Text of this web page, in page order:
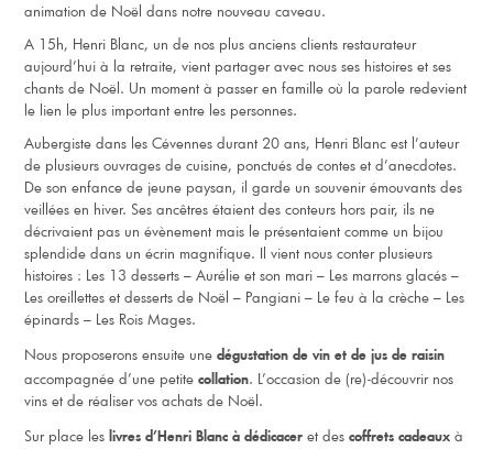
animation de Noël dans notre nouveau caveau.
A 15h, Henri Blanc, un de nos plus anciens clients restaurateur
aujourd’hui à la retraite, vient partager avec nous ses histoires et ses
chants de Noël. Un moment à passer en famille où la parole redevient
le lien le plus important entre les personnes.
Aubergiste dans les Cévennes durant 20 ans, Henri Blanc est l’auteur
de plusieurs ouvrages de cuisine, ponctués de contes et d’anecdotes.
De son enfance de jeune paysan, il garde un souvenir émouvants des
veillées en hiver. Ses ancêtres étaient des conteurs hors pair, ils ne
décrivaient pas un évènement mais le présentaient comme un bijou
splendide dans un écrin magnifique. Il vient nous conter plusieurs
histoires : Les 13 desserts – Aurélie et son mari – Les marrons glacés –
Les oreillettes et desserts de Noël – Pangiani – Le feu à la crèche – Les
épinards – Les Rois Mages.
Nous proposerons ensuite unedégustation de vin et de jus de raisin
accompagnée d’une petitecollation . L’occasion de (re)-découvrir nos
vins et de réaliser vos achats de Noël.
Sur place les livres d’Henri Blanc à dédicacer et descoffrets cadeaux à